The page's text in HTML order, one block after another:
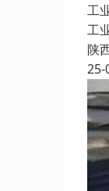
工
工
陕
25-